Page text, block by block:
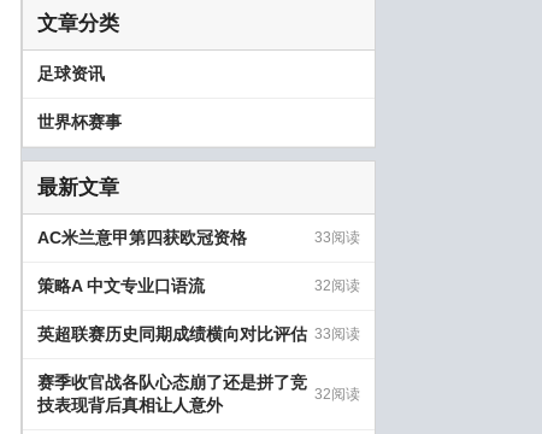
文章分类
足球资讯
世界杯赛事
最新文章
AC米兰意甲第四获欧冠资格 33阅读
策略A 中文专业口语流 32阅读
英超联赛历史同期成绩横向对比评估 33阅读
赛季收官战各队心态崩了还是拼了竞
技表现背后真相让人意外
32阅读